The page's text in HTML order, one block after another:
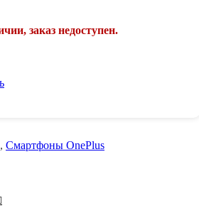
заказ недоступен.
, Смартфоны OnePlus